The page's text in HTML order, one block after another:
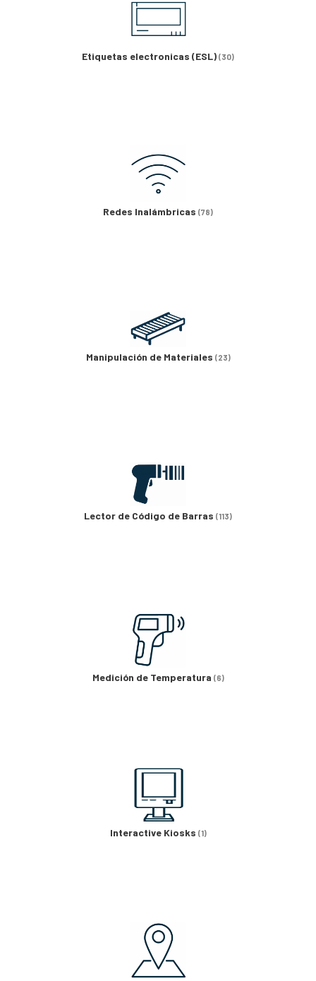
Etiquetas electronicas (ESL) (30)
Redes Inalámbricas (78)
Manipulación de Materiales (23)
Lector de Código de Barras (113)
Medición de Temperatura (6)
Interactive Kiosks (1)